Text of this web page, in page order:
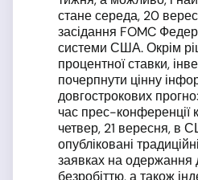
стане середа, 20
засідання FOMC
системи США. Окрім
процентної ставки,
почерпнути цінну
довгострокових
час прес-конференції
четвер, 21 вересня, в
опубліковані
заявках на одержання
безробіттю, а також